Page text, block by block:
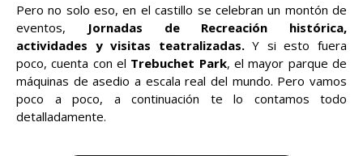
Pero no solo eso, en el castillo se celebran un montón de
eventos,
Jornadas de Recreación histórica,
actividades y visitas teatralizadas.Y si esto fuera
poco, cuenta con el Trebuchet Park, el mayor parque de
máquinas de asedio a escala real del mundo. Pero vamos
poco a poco, a continuación te lo contamos todo
detalladamente.